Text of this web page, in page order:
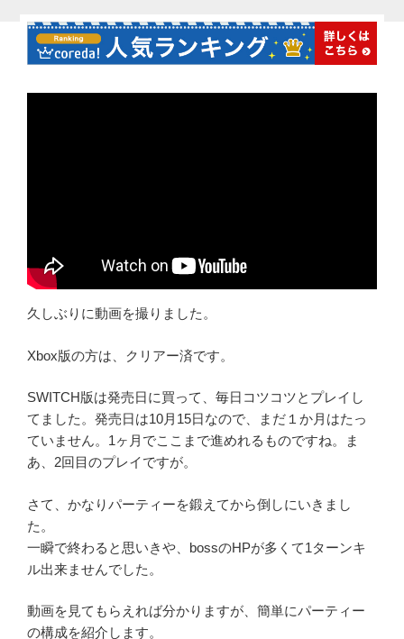
久しぶりに動画を撮りました。
Xbox版の方は、クリアー済です。
SWITCH版は発売日に買って、毎日コツコツとプレイし
てました。発売日は10月15日なので、まだ１か月はたっ
ていません。1ヶ月でここまで進めれるものですね。ま
あ、2回目のプレイですが。
さて、かなりパーティーを鍛えてから倒しにいきまし
た。
一瞬で終わると思いきや、bossのHPが多くて1ターンキ
ル出来ませんでした。
動画を見てもらえれば分かりますが、簡単にパーティー
の構成を紹介します。